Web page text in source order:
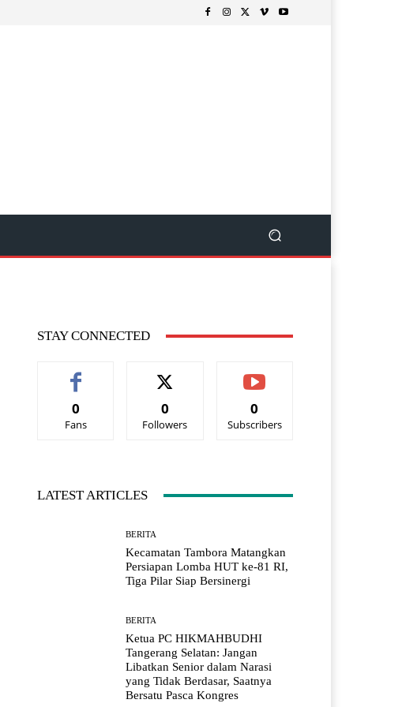
STAY CONNECTED
0
Fans
0
Followers
0
Subscribers
LATEST ARTICLES
BERITA
Kecamatan Tambora Matangkan
Persiapan Lomba HUT ke-81 RI,
Tiga Pilar Siap Bersinergi
BERITA
Ketua PC HIKMAHBUDHI
Tangerang Selatan: Jangan
Libatkan Senior dalam Narasi
yang Tidak Berdasar, Saatnya
Bersatu Pasca Kongres